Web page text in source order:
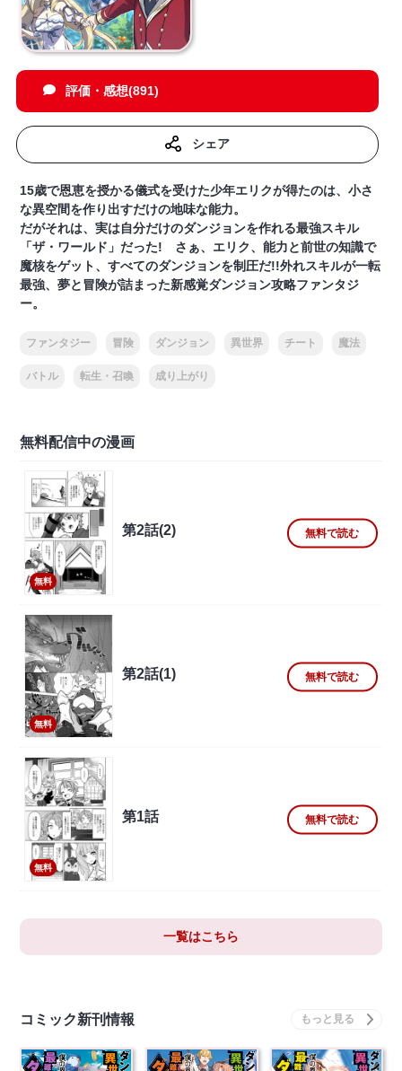
評価・感想(891)
シェア
15歳で恩恵を授かる儀式を受けた少年エリクが得たのは、小さ
な異空間を作り出すだけの地味な能力。
だがそれは、実は自分だけのダンジョンを作れる最強スキル
「ザ・ワールド」だった! さぁ、エリク、能力と前世の知識で
魔核をゲット、すべてのダンジョンを制圧だ!!外れスキルが一転
最強、夢と冒険が詰まった新感覚ダンジョン攻略ファンタジ
ー。
ファンタジー 冒険 ダンジョン 異世界 チート 魔法
バトル 転生・召喚 成り上がり
無料配信中の漫画
無料
第2話(2) 無料で読む
無料
第2話(1) 無料で読む
無料
第1話 無料で読む
一覧はこちら
コミック新刊情報